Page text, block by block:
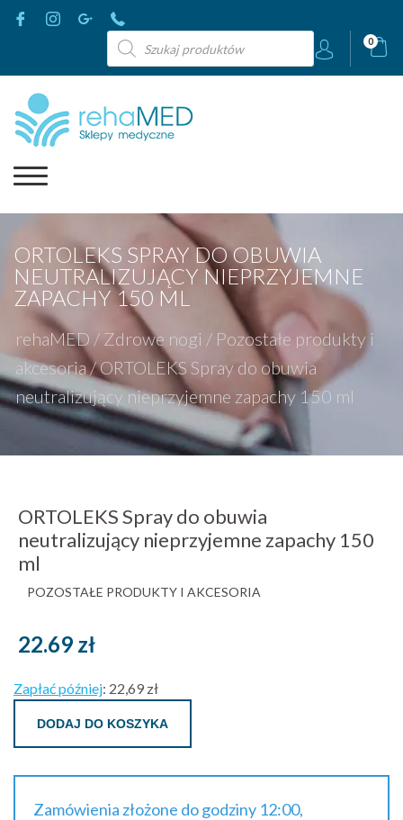
Wyszukiwarka
produktów
0
ORTOLEKS SPRAY DO OBUWIA
NEUTRALIZUJĄCY NIEPRZYJEMNE
ZAPACHY 150 ML
rehaMED / Zdrowe nogi / Pozostałe produkty i
akcesoria /ORTOLEKS Spray do obuwia
neutralizujący nieprzyjemne zapachy 150 ml
ORTOLEKS Spray do obuwia
neutralizujący nieprzyjemne zapachy 150
ml
POZOSTAŁE PRODUKTY I AKCESORIA
22.69 zł
Zapłać później: 22,69 zł
DODAJ DO KOSZYKA
Zamówienia złożone do godziny 12:00,